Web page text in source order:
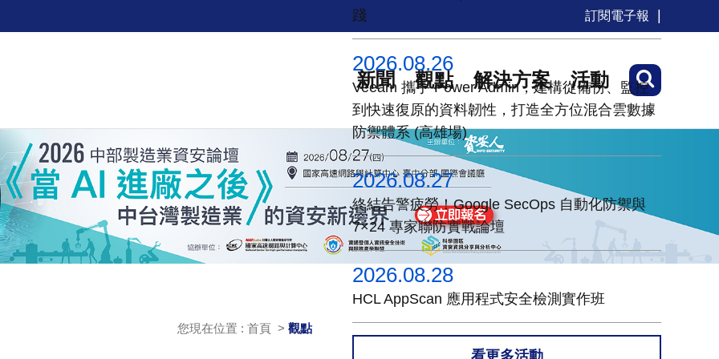
訂閱電子報
新聞 觀點 解決方案 活動
您現在位置 : 首頁 > 觀點
踐
2026.08.26
Veeam 攜手 Power Admin，建構從備份、監控
到快速復原的資料韌性，打造全方位混合雲數據
防禦體系 (高雄場)
2026.08.27
終結告警疲勞！Google SecOps 自動化防禦與
7×24 專家聯防實戰論壇
2026.08.28
HCL AppScan 應用程式安全檢測實作班
看更多活動